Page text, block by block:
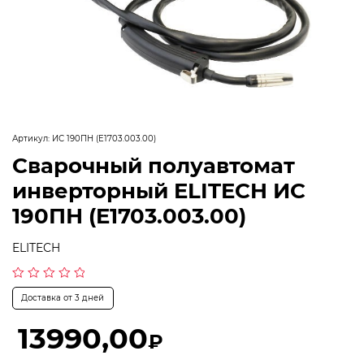
Артикул: ИС 190ПН (E1703.003.00)
Сварочный полуавтомат
инверторный ELITECH ИС
190ПН (E1703.003.00)
ELITECH
Оценка
из
Доставка от 3 дней
13990,00₽